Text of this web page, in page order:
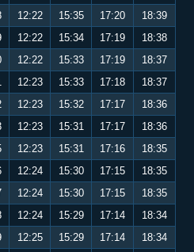
12:22 15:35 17:20
18:39
12:22 15:34 17:19
18:38
12:22 15:33 17:19
18:37
12:23 15:33 17:18
18:37
12:23 15:32 17:17
18:36
12:23 15:31 17:17
18:36
12:23 15:31 17:16
18:35
12:24 15:30 17:15
18:35
12:24 15:30 17:15
18:35
12:24 15:29 17:14
18:34
12:25 15:29 17:14
18:34